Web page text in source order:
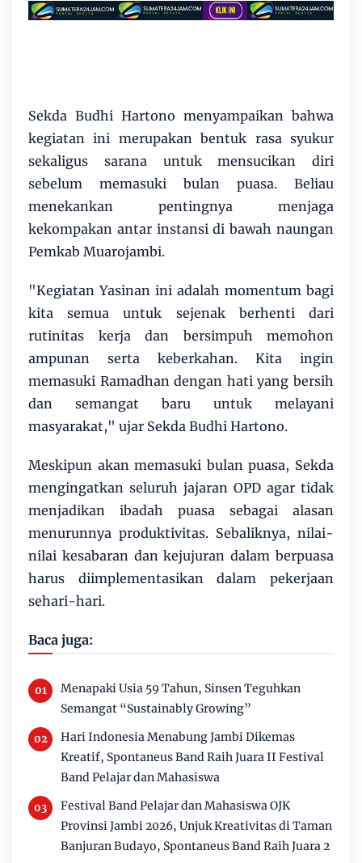
Sekda Budhi Hartono menyampaikan bahwa
kegiatan ini merupakan bentuk rasa syukur
sekaligus sarana untuk mensucikan diri
sebelum memasuki bulan puasa. Beliau
menekankan pentingnya menjaga
kekompakan antar instansi di bawah naungan
Pemkab Muarojambi.
"Kegiatan Yasinan ini adalah momentum bagi
kita semua untuk sejenak berhenti dari
rutinitas kerja dan bersimpuh memohon
ampunan serta keberkahan. Kita ingin
memasuki Ramadhan dengan hati yang bersih
dan semangat baru untuk melayani
masyarakat," ujar Sekda Budhi Hartono.
Meskipun akan memasuki bulan puasa, Sekda
mengingatkan seluruh jajaran OPD agar tidak
menjadikan ibadah puasa sebagai alasan
menurunnya produktivitas. Sebaliknya, nilai-
nilai kesabaran dan kejujuran dalam berpuasa
harus diimplementasikan dalam pekerjaan
sehari-hari.
Baca juga:
Menapaki Usia 59 Tahun, Sinsen Teguhkan
Semangat “Sustainably Growing”
Hari Indonesia Menabung Jambi Dikemas
Kreatif, Spontaneus Band Raih Juara II Festival
Band Pelajar dan Mahasiswa
Festival Band Pelajar dan Mahasiswa OJK
Provinsi Jambi 2026, Unjuk Kreativitas di Taman
Banjuran Budayo, Spontaneus Band Raih Juara 2